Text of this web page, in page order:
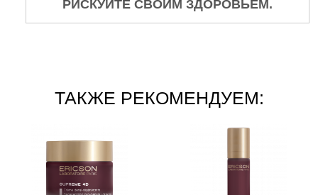
РИСКУЙТЕ СВОИМ ЗДОРОВЬЕМ.
ТАКЖЕ РЕКОМЕНДУЕМ: